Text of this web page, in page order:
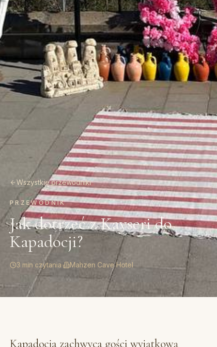
Wszystkie przewodniki
PRZEWODNIK
Jak dotrzeć z Kayseri do
Kapadocji?
3 min czytania· Mahzen Cave Hotel
Kapadocja zachwyca gości wyjątkową